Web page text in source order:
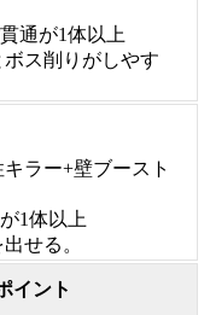
通が1体以上
ス削りがしやす
ラー+壁ブースト
1体以上
せる。
イント